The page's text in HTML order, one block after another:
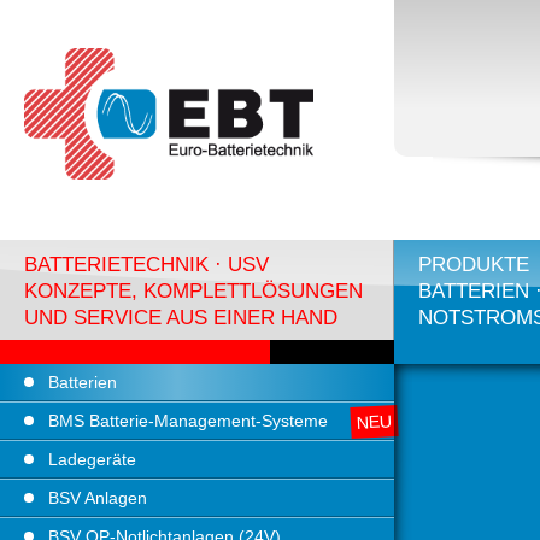
BATTERIETECHNIK · USV
KONZEPTE, KOMPLETTLÖSUNGEN
UND SERVICE AUS EINER HAND
PRODUKTE
BATTERIEN
Batterien
BMS Batterie-Management-Systeme
Ladegeräte
BSV Anlagen
BSV OP-Notlichtanlagen (24V)